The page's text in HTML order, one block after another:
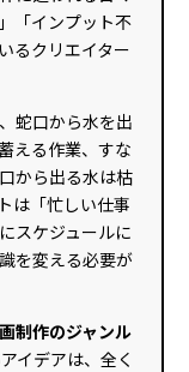
「インプット不
るクリエイター
蛇口から水を出
える作業、すな
から出る水は枯
は「忙しい仕事
スケジュールに
を変える必要が
制作のジャンル
イデアは、全く